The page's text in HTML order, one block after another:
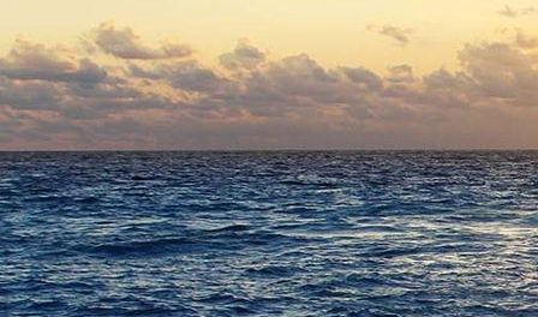
6089 - (F0630) Klosterstraße 1950er